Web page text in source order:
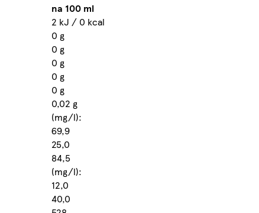
na 100 ml
2 kJ / 0 kcal
0 g
0 g
0 g
0 g
0 g
0,02 g
(mg/l):
69,9
25,0
84,5
(mg/l):
12,0
40,0